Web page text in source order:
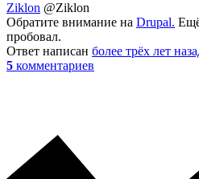
Ziklon @Ziklon
Обратите внимание на Drupal.
пробовал.
Ответ написан более трёх лет
5 комментариев